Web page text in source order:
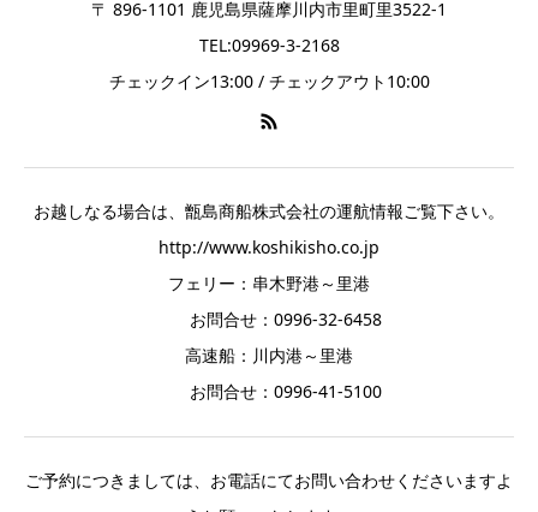
〒 896-1101 鹿児島県薩摩川内市里町里3522-1
TEL:09969-3-2168
チェックイン13:00 / チェックアウト10:00
お越しなる場合は、甑島商船株式会社の運航情報ご覧下さい。
http://www.koshikisho.co.jp
フェリー：串木野港～里港
お問合せ：0996-32-6458
高速船：川内港～里港
お問合せ：0996-41-5100
ご予約につきましては、お電話にてお問い合わせくださいますよ